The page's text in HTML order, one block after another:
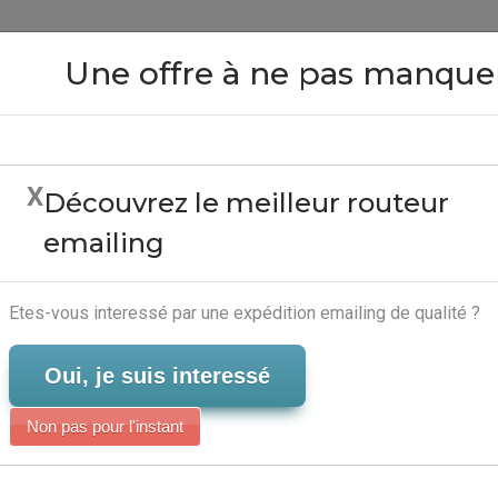
Avec Joomla -
Close
Une offre à ne pas
XDécouvrez le meilleur routeur
emailing
Etes-vous interessé par une expédition emailing de qualité ?
Oui, je suis interessé
Non pas pour l'instant